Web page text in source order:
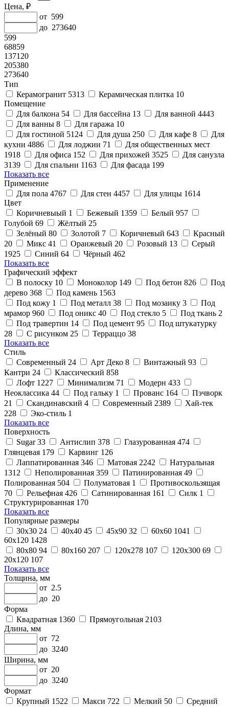
Цена, ₽
от 599
до 273640
599
68859
137120
205380
273640
Тип
Керамогранит 5313 Керамическая плитка 10
Помещение
Для балкона 54 Для бассейна 13 Для ванной 4443
Для ванны 8 Для гаража 10
Для гостиной 5124 Для душа 250 Для кафе 8
Для
кухни 4886 Для лоджии 71
Для общественных мест
1918
Для офиса 152 Для прихожей 3525
Для санузла
3139
Для спальни 1163 Для фасада 199
Показать все
Применение
Для пола 4767 Для стен 4457 Для улицы 1614
Цвет
Коричневыый 1 Бежевый 1359 Белый 957
Голубой 69 Жёлтый 25
Зелёный 80 Золотой 7 Коричневый 643
Красный
20
Микс 41 Оранжевый 20 Розовый 13
Серый
1925
Синий 64 Чёрный 462
Показать все
Графический эффект
В полоску 10 Моноколор 149 Под бетон 826
Под
дерево 368 Под камень 1563
Под кожу 1 Под металл 38 Под мозаику 3
Под
мрамор 960 Под оникс 40 Под стекло 5 Под ткань 2
Под травертин 14 Под цемент 95
Под штукатурку
28
С рисунком 25 Терраццо 38
Показать все
Стиль
Cовременный 24 Арт Деко 8 Винтажный 93
Кантри 24 Классический 858
Лофт 1227 Минимализм 71 Модерн 433
Неоклассика 44 Под гальку 1 Прованс 164
Пэчворк
21
Скандинавский 4 Современный 2389
Хай-тек
228
Эко-стиль 1
Показать все
Поверхность
Sugar33 Антислип 378 Глазурованная 474
Глянцевая 179 Карвинг 126
Лаппатированная 346 Матовая 2242
Натуральная
1312
Неполированная 359 Патинированная 49
Полированная 504 Полуматовая 1
Противоскользящая
70
Рельефная 426 Сатинированная 161 Силк 1
Структурированная 170
Показать все
Популярные размеры
30x30 24 40x40 45 45x90 32 60x60 1041
60x120 1428
80x80 94 80x160 207 120x278 107 120x300 69
20x120 107
Показать все
Толщина, мм
от 2.5
до 20
Форма
Квадратная 1360 Прямоугольная 2103
Длина, мм
от 72
до 3240
Ширина, мм
от 20
до 3240
Формат
Крупный 1522 Макси 722 Мелкий 50
Средний